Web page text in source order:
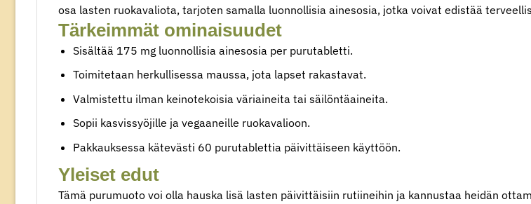
osa lasten ruokavaliota, tarjoten samalla luonnollisia ainesosia, jotka voivat edistää
Tärkeimmät ominaisuudet
Sisältää 175 mg luonnollisia ainesosia per purutabletti.
Toimitetaan herkullisessa maussa, jota lapset rakastavat.
Valmistettu ilman keinotekoisia väriaineita tai⁢ säilöntäaineita.
Sopii kasvissyöjille ja vegaaneille⁢ ruokavalioon.
Pakkauksessa kätevästi 60 purutablettia päivittäiseen käyttöön.
Yleiset edut
Tämä ⁣purumuoto voi olla hauska lisä lasten päivittäisiin⁢ rutiineihin ja kannustaa ⁣heidän